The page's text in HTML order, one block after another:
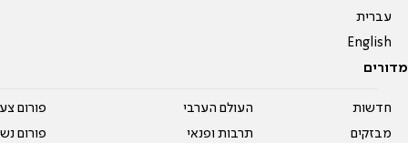
עברית
English
מדורים
חדשות
מבזקים
העולם הערבי
תרבות ופנאי
פורום
פורום